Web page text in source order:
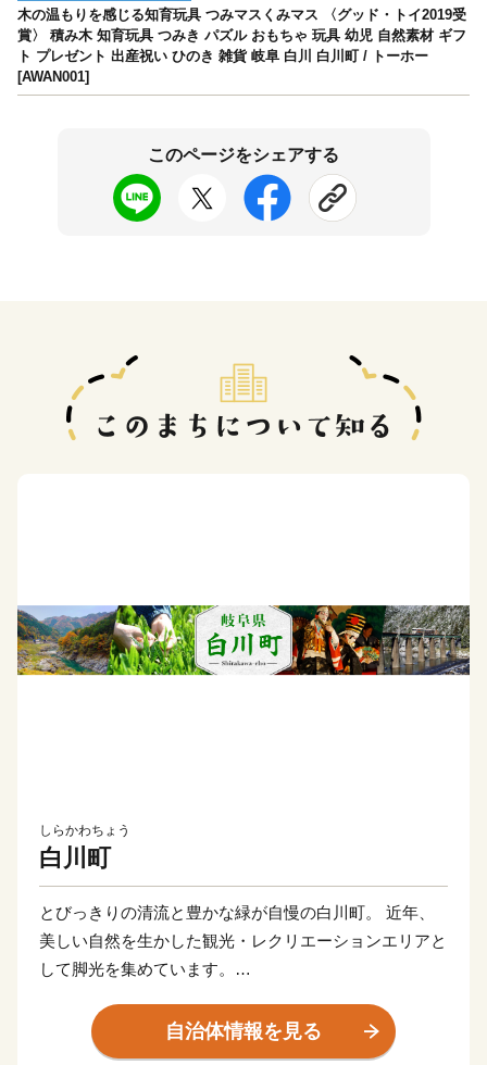
木の温もりを感じる知育玩具 つみマスくみマス 〈グッド・トイ2019受
賞〉 積み木 知育玩具 つみき パズル おもちゃ 玩具 幼児 自然素材 ギフ
ト プレゼント 出産祝い ひのき 雑貨 岐阜 白川 白川町 / トーホー
[AWAN001]
このページをシェアする
しらかわちょう
白川町
とびっきりの清流と豊かな緑が自慢の白川町。 近年、
美しい自然を生かした観光・レクリエーションエリアと
して脚光を集めています。
れる清流が生み出す独特の気候風土を生かした茶の栽培
が盛ん。
自治体情報を見る